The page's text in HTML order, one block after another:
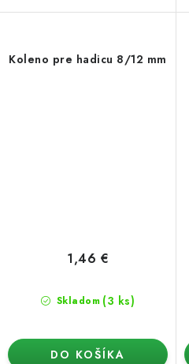
Koleno pre hadicu 8/12 mm
Skladom (3 ks)
1,46 €
DO KOŠÍKA